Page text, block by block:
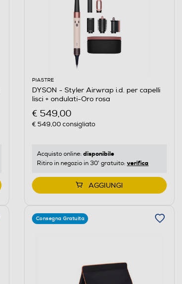
PIASTRE
DYSON - Styler Airwrap i.d. per capelli
lisci + ondulati-Oro rosa
€ 549,00
€ 549,00consigliato
Acquisto online: disponibile
Ritiro in negozio in 30' gratuito: verifica
AGGIUNGI
Consegna Gratuita